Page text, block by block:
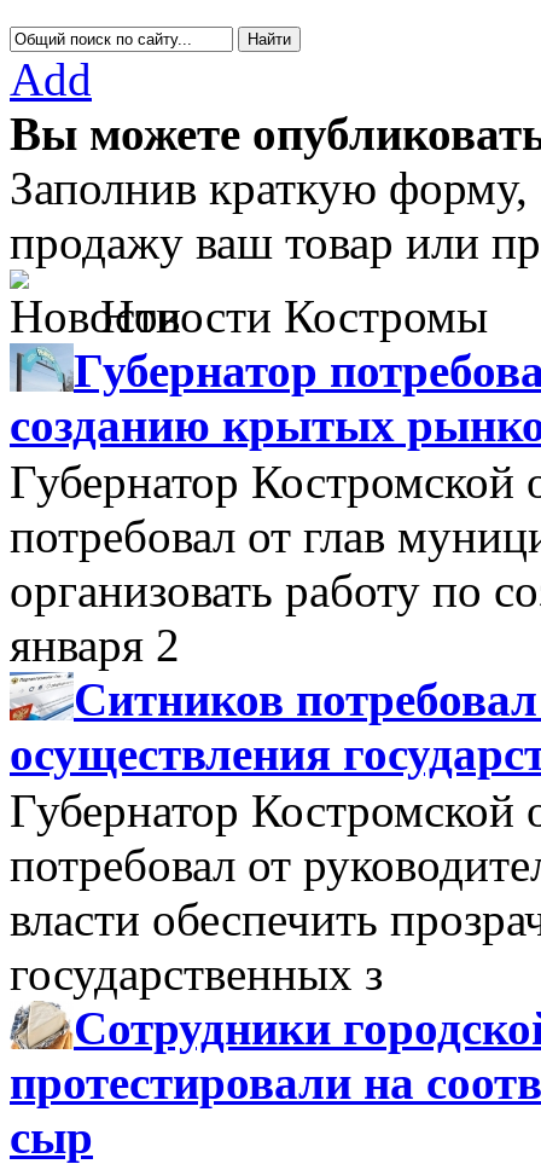
Add
Вы можете
Заполнив краткую
продажу ваш товар или
Новости Костромы
Губернатор
созданию крытых
Губернатор Костромской
потребовал от глав
организовать работу по
января 2
Ситников
осуществления
Губернатор Костромской
потребовал от
власти обеспечить
государственных з
Сотрудники
протестировали на
сыр